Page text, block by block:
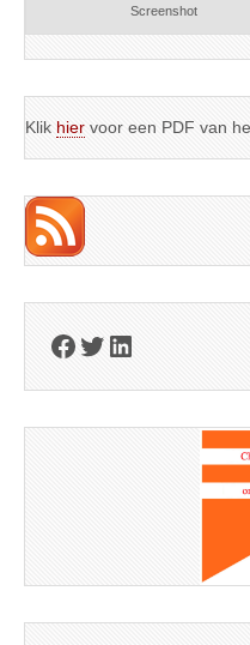
Screenshot
Klik hier voor een PDF van
Facebook
Twitter
LinkedIn